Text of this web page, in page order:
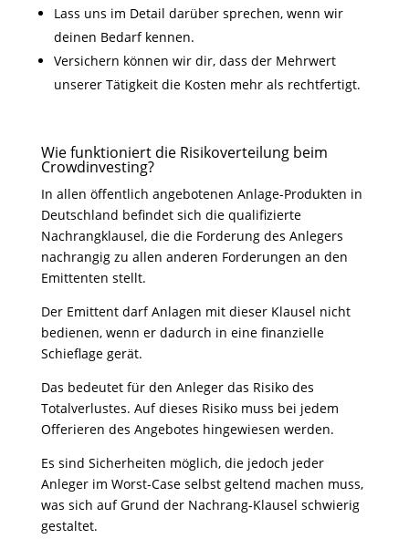
Lass uns im Detail darüber sprechen, wenn wir
deinen Bedarf kennen.
Versichern können wir dir, dass der Mehrwert
unserer Tätigkeit die Kosten mehr als rechtfertigt.
Wie funktioniert die Risikoverteilung beim
Crowdinvesting?
In allen öffentlich angebotenen Anlage-Produkten in
Deutschland befindet sich die qualifizierte
Nachrangklausel, die die Forderung des Anlegers
nachrangig zu allen anderen Forderungen an den
Emittenten stellt.
Der Emittent darf Anlagen mit dieser Klausel nicht
bedienen, wenn er dadurch in eine finanzielle
Schieflage gerät.
Das bedeutet für den Anleger das Risiko des
Totalverlustes. Auf dieses Risiko muss bei jedem
Offerieren des Angebotes hingewiesen werden.
Es sind Sicherheiten möglich, die jedoch jeder
Anleger im Worst-Case selbst geltend machen muss,
was sich auf Grund der Nachrang-Klausel schwierig
gestaltet.